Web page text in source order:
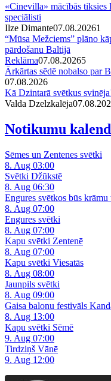
«Cinevilla» mācībās tiksies
speciālisti
Ilze Dimante07.08.20261
“Mūsa Mežciems” plāno
pārdošanu Baltijā
Reklāma07.08.20265
Ārkārtas sēdē nobalso par
07.08.2026
Kā Dzintarā svētkus
Valda Dzelzkalēja
Notikumu
Sēmes un Zentenes svētki
8. Aug 03:00
Svētki Džūkstē
8. Aug 06:30
Engures svētkos būs krāmu
8. Aug 07:00
Engures svētki
8. Aug 07:00
Kapu svētki Zentenē
8. Aug 07:00
Kapu svētki Viesatās
8. Aug 08:00
Jaunpils svētki
8. Aug 09:00
Gaisa balonu festivāls
8. Aug 13:00
Kapu svētki Sēmē
9. Aug 07:00
Tirdziņš Vānē
9. Aug 12:00